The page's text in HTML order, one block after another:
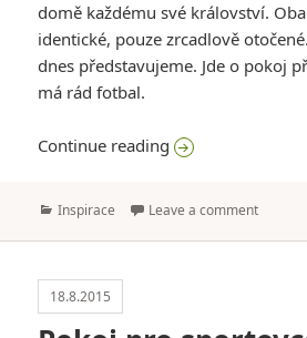
domě každému své království.
identické, pouze zrcadlově
dnes představujeme. Jde o pokoj
má rád fotbal.
Continue readingMalý dětský
Categories
Inspirace Leave a comment
18.8.2015